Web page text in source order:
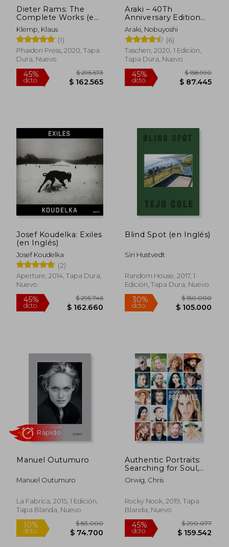
45% $ 315.283 45% $
Dieter Rams: The
Complete Works (en
Inglés)
Klemp, Klaus
(1)
Phaidon Press, 2020, Tapa
Dura, Nuevo
Araki – 40Th
Anniversary Edition
(Trilingüe) (en Inglés)
Araki, Nobuyoshi
(6)
Taschen, 2020, 1 Edición,
Tapa Dura, Nuevo
Josef Koudelka: Exiles
(en Inglés)
Josef Koudelka
(2)
Aperture, 2014, Tapa Dura,
Nuevo
Blind Spot (en Inglés)
Siri Hustvedt
Random House, 2017, 1
Edición, Tapa Dura, Nuevo
Manuel Outumuro
Manuel Outumuro
La Fabrica, 2015, 1 Edición,
Tapa Blanda, Nuevo
Authentic Portraits:
Searching for Soul,
Significance, and
Depth (en Inglés)
Orwig, Chris
Rocky Nook, 2019, Tapa
Blanda, Nuevo